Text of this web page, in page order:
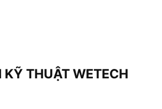
THUẬT WETECH